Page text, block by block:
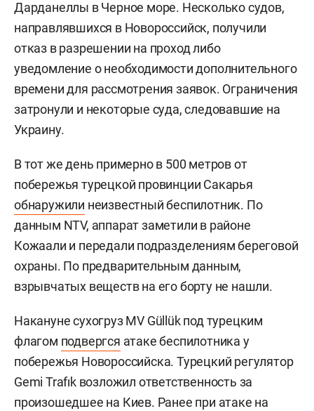
Дарданеллы в Черное море. Несколько судов,
направлявшихся в Новороссийск, получили
отказ в разрешении на проход либо
уведомление о необходимости дополнительного
времени для рассмотрения заявок. Ограничения
затронули и некоторые суда, следовавшие на
Украину.
В тот же день примерно в 500 метров от
побережья турецкой провинции Сакарья
обнаружили неизвестный беспилотник. По
данным NTV, аппарат заметили в районе
Кожаали и передали подразделениям береговой
охраны. По предварительным данным,
взрывчатых веществ на его борту не нашли.
Накануне сухогруз MV Güllük под турецким
флагом подвергся атаке беспилотника у
побережья Новороссийска. Турецкий регулятор
Gemi Trafık возложил ответственность за
произошедшее на Киев. Ранее при атаке на